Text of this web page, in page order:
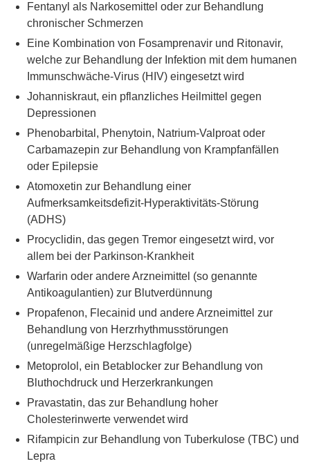
Fentanyl als Narkosemittel oder zur Behandlung
chronischer Schmerzen
Eine Kombination von Fosamprenavir und Ritonavir,
welche zur Behandlung der Infektion mit dem humanen
Immunschwäche-Virus (HIV) eingesetzt wird
Johanniskraut, ein pflanzliches Heilmittel gegen
Depressionen
Phenobarbital, Phenytoin, Natrium-Valproat oder
Carbamazepin zur Behandlung von Krampfanfällen
oder Epilepsie
Atomoxetin zur Behandlung einer
Aufmerksamkeitsdefizit-Hyperaktivitäts-Störung
(ADHS)
Procyclidin, das gegen Tremor eingesetzt wird, vor
allem bei der Parkinson-Krankheit
Warfarin oder andere Arzneimittel (so genannte
Antikoagulantien) zur Blutverdünnung
Propafenon, Flecainid und andere Arzneimittel zur
Behandlung von Herzrhythmusstörungen
(unregelmäßige Herzschlagfolge)
Metoprolol, ein Betablocker zur Behandlung von
Bluthochdruck und Herzerkrankungen
Pravastatin, das zur Behandlung hoher
Cholesterinwerte verwendet wird
Rifampicin zur Behandlung von Tuberkulose (TBC) und
Lepra